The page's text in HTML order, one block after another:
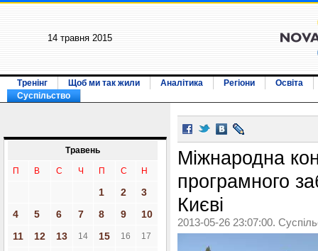
14 травня 2015
Тренінг Щоб ми так жили Аналітика Регіони
Освіта
Суспільство
Травень
П В С Ч П С Н
1 2
3
4
5 6 7 8 9
10
11
12 13 14 15 16 17
Міжнародна
програмного
Києві
2013-05-26 23:07:00.